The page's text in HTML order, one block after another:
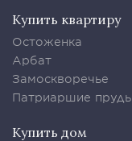
Купить квартиру
Остоженка
Арбат
Замоскворечье
Патриаршие пруды
Купить дом